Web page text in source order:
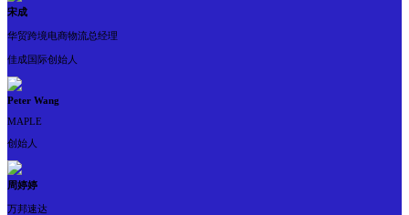
宋成
华贸跨境电商物流总经理
佳成国际创始人
Peter Wang
MAPLE
创始人
周婷婷
万邦速达